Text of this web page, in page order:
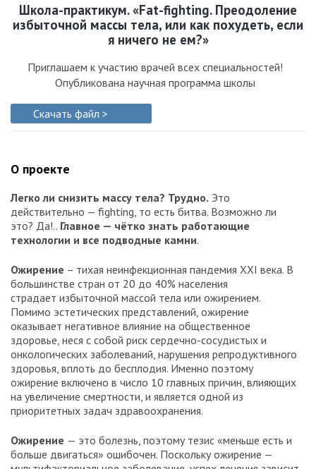
Школа-практикум. «Fat-fighting. Преодоление
избыточной массы тела, или как похудеть, если
я ничего не ем?»
Приглашаем к участию врачей всех специальностей!
Опубликована научная программа школы
Скачать файл >
О проекте
Легко ли снизить массу тела? Трудно. Это
действительно — fighting, то есть битва. Возможно ли
это? Да!.. Главное — чётко знать работающие
технологии и все подводные камни.
Ожирение – тихая неинфекционная пандемия XXI века. В
большинстве стран от 20 до 40% населения
страдает избыточной массой тела или ожирением.
Помимо эстетических представлений, ожирение
оказывает негативное влияние на общественное
здоровье, неся с собой риск сердечно-сосудистых и
онкологических заболеваний, нарушения репродуктивного
здоровья, вплоть до бесплодия. Именно поэтому
ожирение включено в число 10 главных причин, влияющих
на увеличение смертности, и является одной из
приоритетных задач здравоохранения.
Ожирение — это болезнь, поэтому тезис «меньше есть и
больше двигаться» ошибочен. Поскольку ожирение —